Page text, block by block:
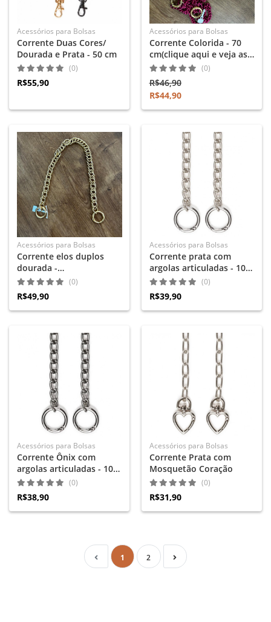
Acessórios para Bolsas
Corrente Duas Cores/
Dourada e Prata - 50 cm
(0)
R$55,90
Acessórios para Bolsas
Corrente Colorida - 70
cm(clique aqui e veja as
cores)
(0)
R$46,90
R$44,90
Acessórios para Bolsas
Corrente elos duplos
dourada -
aproximadamente 42 cm
(0)
R$49,90
Acessórios para Bolsas
Corrente prata com
argolas articuladas - 100
cm
(0)
R$39,90
Acessórios para Bolsas
Corrente Ônix com
argolas articuladas - 100
cm
(0)
R$38,90
Acessórios para Bolsas
Corrente Prata com
Mosquetão Coração
(0)
R$31,90
1 2